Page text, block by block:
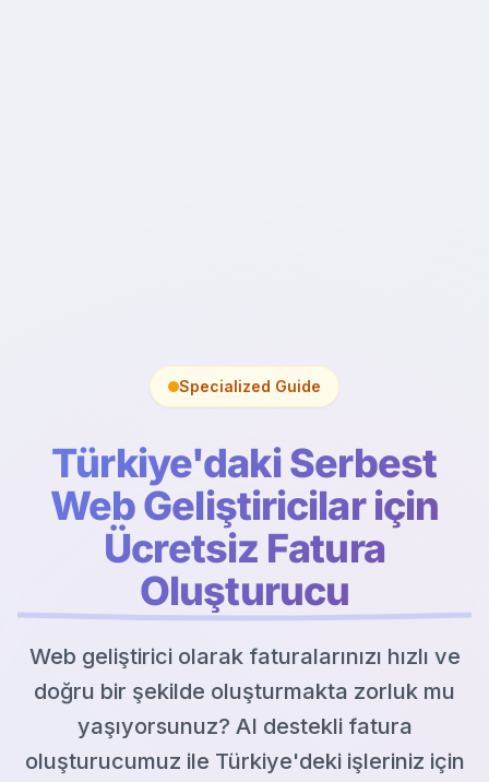
Specialized Guide
Türkiye'daki Serbest
Web Geliştiricilar için
Ücretsiz Fatura
Oluşturucu
Web geliştirici olarak faturalarınızı hızlı ve
doğru bir şekilde oluşturmakta zorluk mu
yaşıyorsunuz? AI destekli fatura
oluşturucumuz ile Türkiye'deki işleriniz için